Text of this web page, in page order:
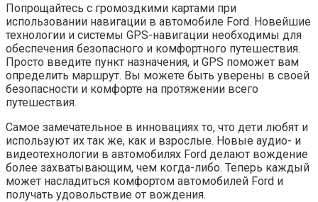
Попрощайтесь с громоздкими картами при
использовании навигации в автомобиле Ford. Новейшие
технологии и системы GPS-навигации необходимы для
обеспечения безопасного и комфортного путешествия.
Просто введите пункт назначения, и GPS поможет вам
определить маршрут. Вы можете быть уверены в своей
безопасности и комфорте на протяжении всего
путешествия.
Самое замечательное в инновациях то, что дети любят и
используют их так же, как и взрослые. Новые аудио- и
видеотехнологии в автомобилях Ford делают вождение
более захватывающим, чем когда-либо. Теперь каждый
может насладиться комфортом автомобилей Ford и
получать удовольствие от вождения.